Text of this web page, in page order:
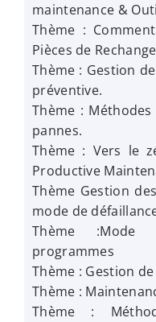
maintenance &
Thème :
Pièces de
Thème : Gestion
préventive.
Thème :
pannes.
Thème : Vers le
Productive
Thème Gestion
mode de
Thème :Mode
programmes
Thème : Gestion de
Thème :
Thème :